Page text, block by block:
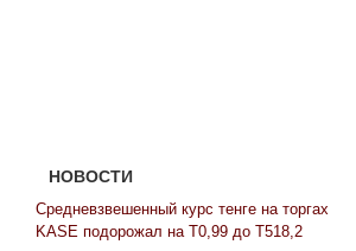
НОВОСТИ
Средневзвешенный курс тенге на торгах
KASE подорожал на Т0,99 до Т518,2